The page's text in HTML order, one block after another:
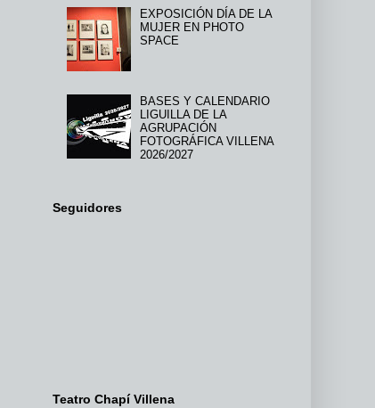
EXPOSICIÓN DÍA DE LA
MUJER EN PHOTO
SPACE
BASES Y CALENDARIO
LIGUILLA DE LA
AGRUPACIÓN
FOTOGRÁFICA VILLENA
2026/2027
Seguidores
Teatro Chapí Villena